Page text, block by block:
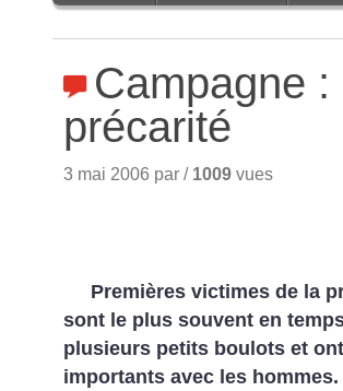
Campagne
précarité
3 mai 2006 par / 1009 vues
Premières victimes de la
sont le plus souvent en
plusieurs petits boulots et
importants avec les